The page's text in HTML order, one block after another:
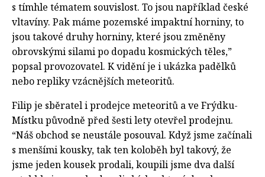
s tímhle tématem souvislost. To jsou například české
vltavíny. Pak máme pozemské impaktní horniny, to
jsou takové druhy horniny, které jsou změněny
obrovskými silami po dopadu kosmických těles,”
popsal provozovatel. K vidění je i ukázka padělků
nebo repliky vzácnějších meteoritů.
Filip je sběratel i prodejce meteoritů a ve Frýdku-
Místku původně před šesti lety otevřel prodejnu.
“Náš obchod se neustále posouval. Když jsme začínali
s menšími kousky, tak ten koloběh byl takový, že
jsme jeden kousek prodali, koupili jsme dva další